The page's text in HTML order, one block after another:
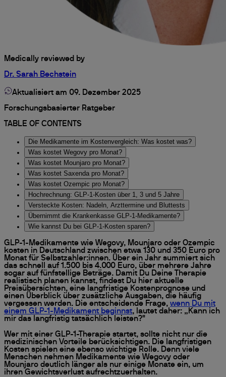
Medically reviewed by
Dr. Sarah Bechstein
Aktualisiert am 09. Dezember 2025
Forschungsbasierter Ratgeber
TABLE OF CONTENTS
Die Medikamente im Kostenvergleich: Was kostet was?
Was kostet Wegovy pro Monat?
Was kostet Mounjaro pro Monat?
Was kostet Saxenda pro Monat?
Was kostet Ozempic pro Monat?
Hochrechnung: GLP-1-Kosten über 1, 3 und 5 Jahre
Versteckte Kosten: Nadeln, Arzttermine und Bluttests
Übernimmt die Krankenkasse GLP-1-Medikamente?
Wie kannst Du bei GLP-1-Kosten sparen?
GLP-1-Medikamente wie Wegovy, Mounjaro oder Ozempic
kosten in Deutschland zwischen etwa 130 und 350 Euro pro
Monat für Selbstzahler:innen. Über ein Jahr summiert sich
das schnell auf 1.500 bis 4.000 Euro, über mehrere Jahre
sogar auf fünfstellige Beträge. Damit Du Deine Therapie
realistisch planen kannst, findest Du hier aktuelle
Preisübersichten, eine langfristige Kostenprognose und
einen Überblick über zusätzliche Ausgaben, die häufig
vergessen werden. Die entscheidende Frage, wenn Du mit
einem GLP-1-Medikament beginnst, lautet daher: „Kann ich
mir das langfristig tatsächlich leisten?"
Wer mit einer GLP-1-Therapie startet, sollte nicht nur die
medizinischen Vorteile berücksichtigen. Die langfristigen
Kosten spielen eine ebenso wichtige Rolle. Denn viele
Menschen nehmen Medikamente wie Wegovy oder
Mounjaro deutlich länger als nur einige Monate ein, um
ihren Gewichtsverlust aufrechtzuerhalten.